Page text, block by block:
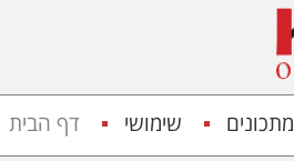
מתכונים שימושי דף הבית